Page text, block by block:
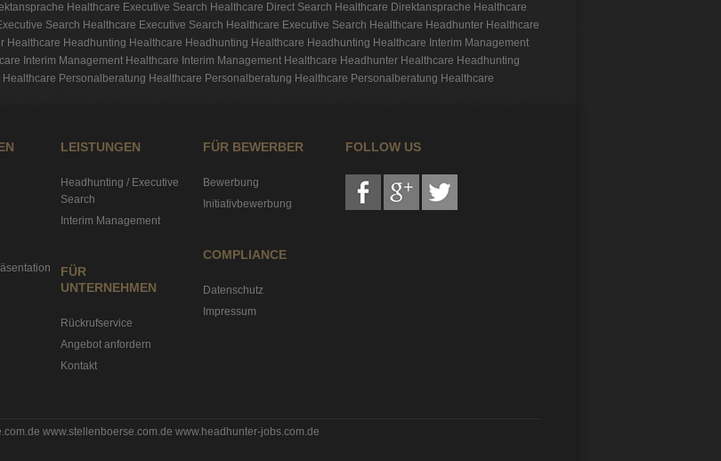
Healthcare Executive Search Healthcare Direct Search Healthcare Direktansprache Healthcare
Search Healthcare Executive Search Healthcare Executive Search Healthcare Headhunter Healthcare
Healthcare Headhunting Healthcare Headhunting Healthcare Headhunting Healthcare Interim Management
Interim Management Healthcare Interim Management Healthcare Headhunter Healthcare Headhunting
Personalberatung Healthcare Personalberatung Healthcare Personalberatung Healthcare
FOLLOW US
FÜR BEWERBER
Bewerbung
Initiativbewerbung
COMPLIANCE
Datenschutz
Impressum
LEISTUNGEN
Headhunting / Executive
Search
Interim Management
FÜR
UNTERNEHMEN
Rückrufservice
Angebot anfordern
Kontakt
www.stellenboerse.com.de www.headhunter-jobs.com.de